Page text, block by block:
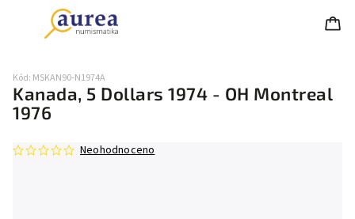
Kanada, 5 Dollars 1974 - OH Montreal
1976
Kód: MSKAN90-N1974A
Neohodnoceno